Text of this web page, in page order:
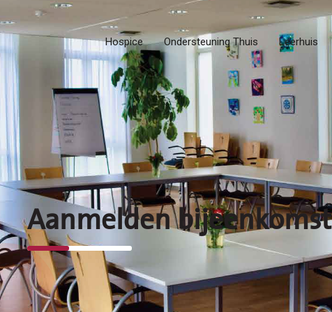
Hospice Ondersteuning Thuis Leerhuis
Aanmelden bijeenkomst